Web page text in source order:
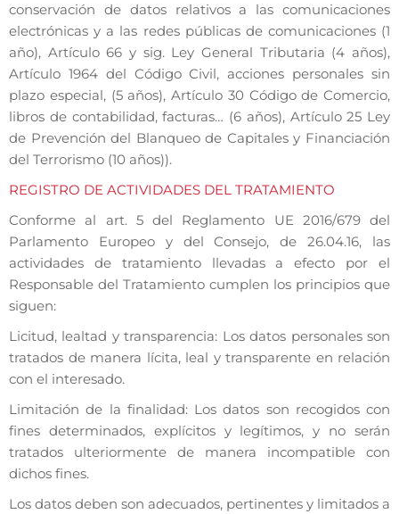
conservación de datos relativos a las comunicaciones
electrónicas y a las redes públicas de comunicaciones (1
año), Artículo 66 y sig. Ley General Tributaria (4 años),
Artículo 1964 del Código Civil, acciones personales sin
plazo especial, (5 años), Artículo 30 Código de Comercio,
libros de contabilidad, facturas… (6 años), Artículo 25 Ley
de Prevención del Blanqueo de Capitales y Financiación
del Terrorismo (10 años)).
REGISTRO DE ACTIVIDADES DEL TRATAMIENTO
Conforme al art. 5 del Reglamento UE 2016/679 del
Parlamento Europeo y del Consejo, de 26.04.16, las
actividades de tratamiento llevadas a efecto por el
Responsable del Tratamiento cumplen los principios que
siguen:
Licitud, lealtad y transparencia: Los datos personales son
tratados de manera lícita, leal y transparente en relación
con el interesado.
Limitación de la finalidad: Los datos son recogidos con
fines determinados, explícitos y legítimos, y no serán
tratados ulteriormente de manera incompatible con
dichos fines.
Los datos deben son adecuados, pertinentes y limitados a